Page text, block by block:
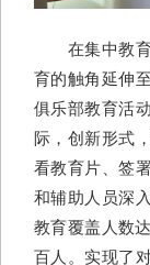
在集中教
育的触角延伸
俱乐部教育活
际，创新形式
看教育片、签
和辅助人员深
教育覆盖人数
百人。实现了